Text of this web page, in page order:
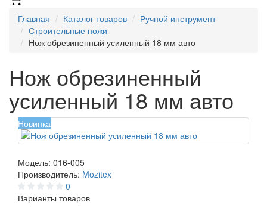
Главная Каталог товаров
Ручной инструмент
Строительные ножи
Нож обрезиненный усиленный 18 мм авто
Нож обрезиненный
усиленный 18 мм авто
Новинка
Модель: 016-005
Производитель: Mozitex
0
Варианты товаров